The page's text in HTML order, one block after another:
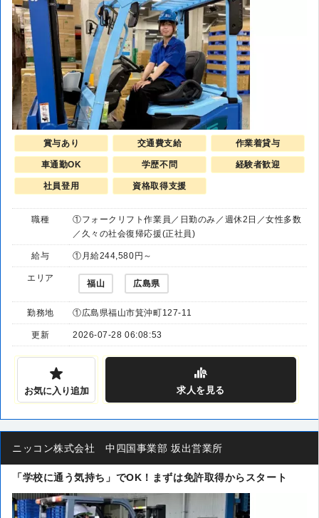
賞与あり 交通費支給 作業着貸与
車通勤OK 学歴不問 経験者歓迎
社員登用 資格取得支援
職種
①フォークリフト作業員／日勤のみ／週休2日／女性多数
／久々の社会復帰応援(正社員)
給与 ①月給244,580円～
エリア
福山 広島県
勤務地 ①広島県福山市箕沖町127-11
更新 2026-07-28 06:08:53
お気に入り追加 求人 を見る
ニッコン株式会社 中四国事業部 坂出営業所
「学校に通う気持ち」でOK！まずは免許取得からスタート